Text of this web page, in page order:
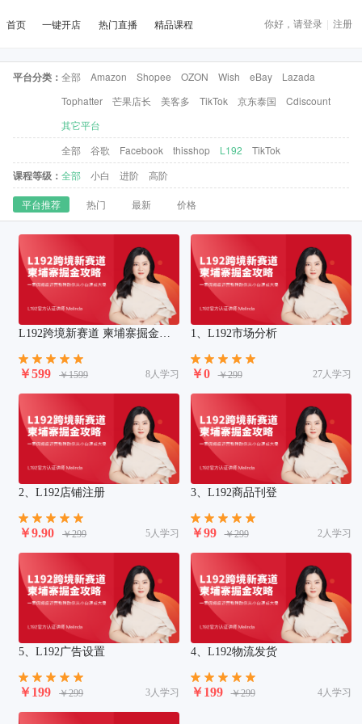
首页 一键开店 热门直播 精品课程 你好，请登录 | 注册
平台分类： 全部 Amazon Shopee OZON Wish eBay
Lazada
Tophatter
芒果店长 美客多 TikTok 京东泰国
Cdiscount
其它平台
全部
谷歌 Facebook thisshop L192 TikTok
课程等级： 全部 小白 进阶 高阶
平台推荐 热门 最新 价格
L192跨境新赛道 柬埔寨掘金攻
￥599 ￥1599 8人学习
1、L192市场分析
￥0 ￥299 27人学习
2、L192店铺注册
￥9.90 ￥299 5人学习
3、L192商品刊登
￥99 ￥299 2人学习
5、L192广告设置
￥199 ￥299 3人学习
4、L192物流发货
￥199 ￥299 4人学习